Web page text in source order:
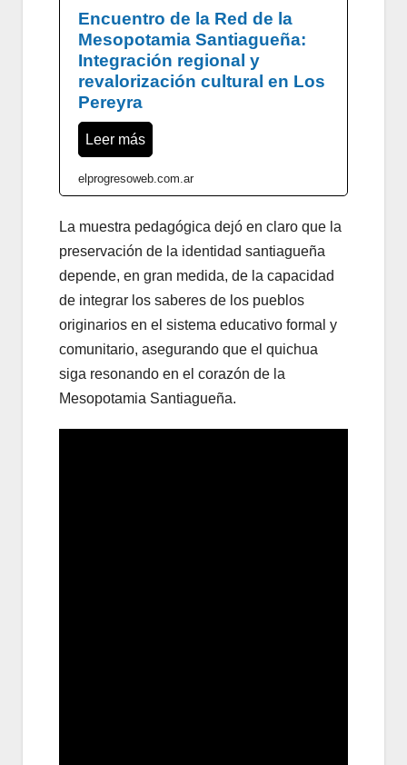
Encuentro de la Red de la
Mesopotamia Santiagueña:
Integración regional y
revalorización cultural en Los
Pereyra
Leer más
elprogresoweb.com.ar
La muestra pedagógica dejó en claro que la
preservación de la identidad santiagueña
depende, en gran medida, de la capacidad
de integrar los saberes de los pueblos
originarios en el sistema educativo formal y
comunitario, asegurando que el quichua
siga resonando en el corazón de la
Mesopotamia Santiagueña.